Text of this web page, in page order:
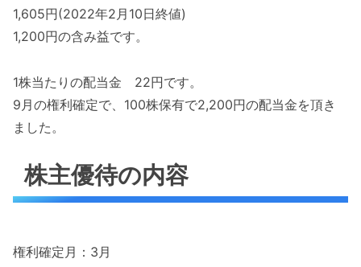
1,605円(2022年2月10日終値)
1,200円の含み益です。
1株当たりの配当金 22円です。
9月の権利確定で、100株保有で2,200円の配当金を頂き
ました。
株主優待の内容
権利確定月：3月